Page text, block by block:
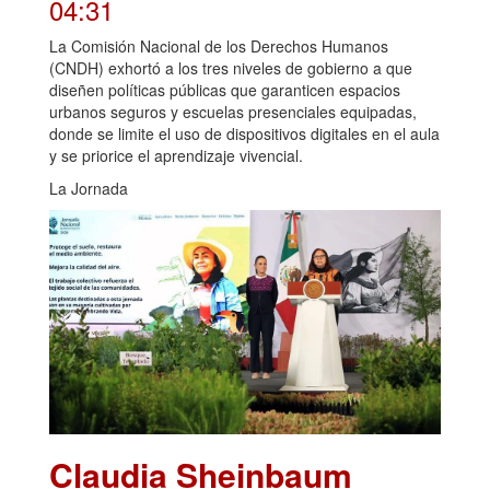
04:31
La Comisión Nacional de los Derechos Humanos
(CNDH) exhortó a los tres niveles de gobierno a que
diseñen políticas públicas que garanticen espacios
urbanos seguros y escuelas presenciales equipadas,
donde se limite el uso de dispositivos digitales en el aula
y se priorice el aprendizaje vivencial.
La Jornada
Claudia Sheinbaum